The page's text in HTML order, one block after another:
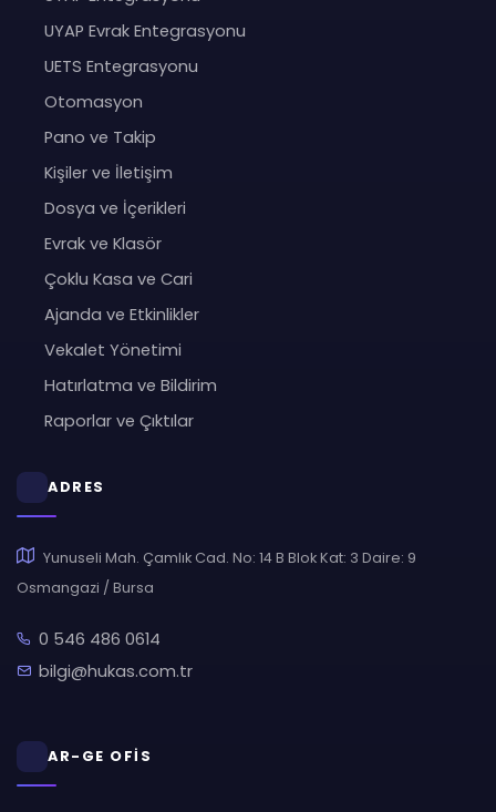
UYAP Evrak Entegrasyonu
UETS Entegrasyonu
Otomasyon
Pano ve Takip
Kişiler ve İletişim
Dosya ve İçerikleri
Evrak ve Klasör
Çoklu Kasa ve Cari
Ajanda ve Etkinlikler
Vekalet Yönetimi
Hatırlatma ve Bildirim
Raporlar ve Çıktılar
ADRES
Yunuseli Mah. Çamlık Cad. No: 14 B Blok Kat: 3 Daire: 9
Osmangazi / Bursa
0 546 486 0614
bilgi@hukas.com.tr
AR-GE OFİS